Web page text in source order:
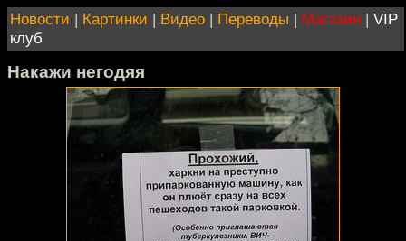
Новости | Картинки | Видео | Переводы | Магазин | VIP
клуб
Накажи негодяя